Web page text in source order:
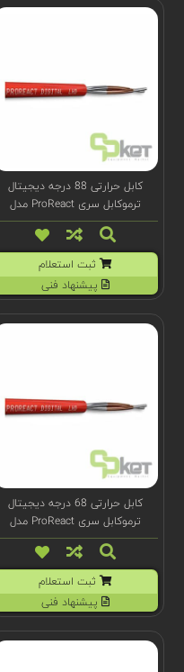
کابل حرارتی 88 درجه دیجیتال
ترموکابل سری ProReact مدل
F1072
ثبت استعلام
پیشنهاد فنی
کابل حرارتی 68 درجه دیجیتال
ترموکابل سری ProReact مدل
F1074
ثبت استعلام
پیشنهاد فنی